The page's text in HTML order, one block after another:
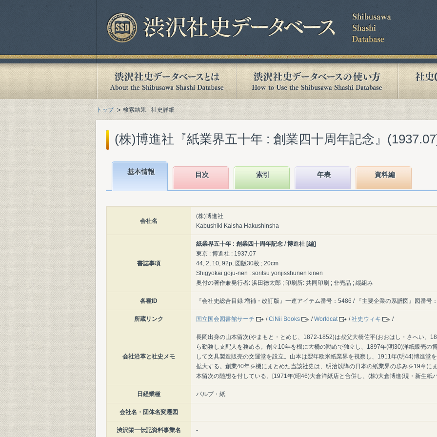
トップ 検索結果 - 社史詳細
(株)博進社『紙業界五十年 : 創業四十周年記念』
基本情報 目次 索引 年表 資料編
会社名
(株)博進社
Kabushiki Kaisha Hakushinsha
書誌事項
紙業界五十年 : 創業四十周年記念 / 博進社 [編]
東京 : 博進社 : 1937.07
44, 2, 10, 92p, 図版30枚 ; 20cm
Shigyokai goju-nen : soritsu yonjisshunen kinen
奥付の著作兼発行者: 浜田徳太郎 ; 印刷所: 共同印刷 ; 非売品 ; 縦組み
各種ID 『会社史総合目録 増補・改訂版』一連アイテム番号：5486 / 『主要企業の系譜図』図番号
所蔵リンク 国立国会図書館サーチ /CiNii Books /Worldcat /社史ウィキ /
会社沿革と社史メモ
長岡出身の山本留次(やまもと・とめじ、1872-1852)は叔父大橋佐平(おおはし・さへい、
ら勤務し支配人を務める。創立10年を機に大橋の勧めで独立し、1897年(明30)洋紙販売の
して文具製造販売の文運堂を設立。山本は翌年欧米紙業界を視察し、1911年(明44)博進堂
拡大する。創業40年を機にまとめた当該社史は、明治以降の日本の紙業界の歩みを19章に
本留次の随想を付している。[1971年(昭46)大倉洋紙店と合併し、(株)大倉博進(現・新生紙
日経業種 パルプ・紙
会社名・団体名変遷図
渋沢栄一伝記資料事業名 -